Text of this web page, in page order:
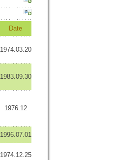
Date
1974.03.20
1983.09.30
1976.12
1996.07.01
1974.12.25